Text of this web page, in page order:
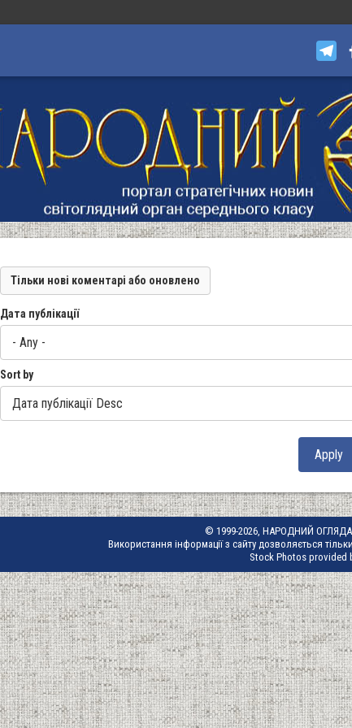
Тільки нові коментарі або оновлено
Дата публікації
Sort by
© 1999-2026, НАРОДНИЙ
Використання інформації з сайту дозволяється
Stock Photos provided